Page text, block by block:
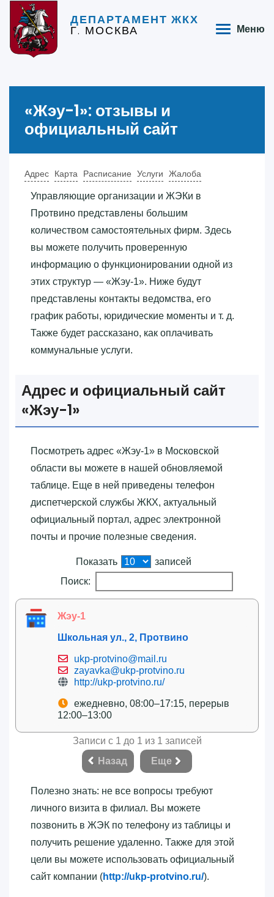
ДЕПАРТАМЕНТ ЖКХ
Г. МОСКВА Меню
«‎Жэу-1»‎: отзывы и
официальный сайт
Адрес Карта Расписание Услуги Жалоба
Управляющие организации и ЖЭКи в
Протвино представлены большим
количеством самостоятельных фирм. Здесь
вы можете получить проверенную
информацию о функционировании одной из
этих структур — «‎Жэу-1»‎. Ниже будут
представлены контакты ведомства, его
график работы, юридические моменты и т. д.
Также будет рассказано, как оплачивать
коммунальные услуги.
Адрес и официальный сайт
«‎Жэу-1»‎
Посмотреть адрес «‎Жэу-1»‎ в Московской
области вы можете в нашей обновляемой
таблице. Еще в ней приведены телефон
диспетчерской службы ЖКХ, актуальный
официальный портал, адрес электронной
почты и прочие полезные сведения.
Показать
записей
Поиск:
Жэу-1
Школьная ул., 2, Протвино
ukp-protvino@mail.ru
zayavka@ukp-protvino.ru
http://ukp-protvino.ru/
ежедневно, 08:00–17:15, перерыв
12:00–13:00
Записи с 1 до 1 из 1 записей
Назад
Еще
Полезно знать: не все вопросы требуют
личного визита в филиал. Вы можете
позвонить в ЖЭК по телефону из таблицы и
получить решение удаленно. Также для этой
цели вы можете использовать официальный
сайт компании (http://ukp-protvino.ru/).